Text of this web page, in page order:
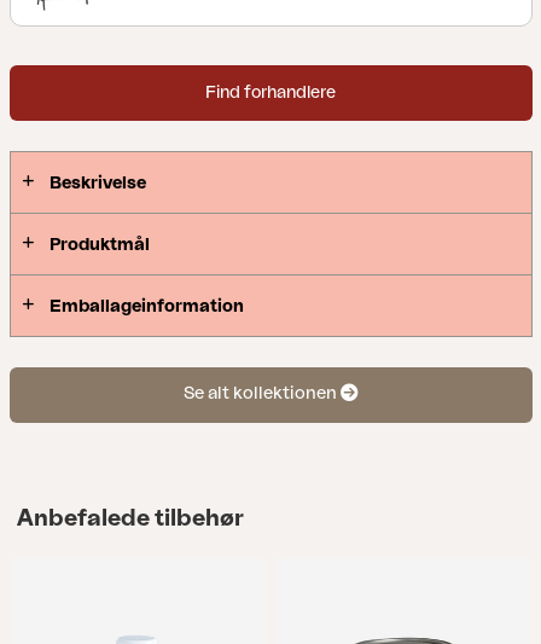
Find forhandlere
Beskrivelse
Produktmål
Emballageinformation
Se alt kollektionen
Anbefalede tilbehør